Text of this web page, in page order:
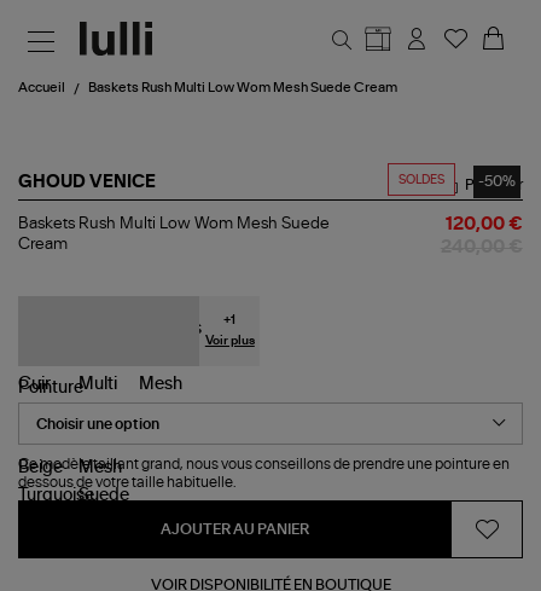
Accueil Baskets Rush Multi Low Wom Mesh Suede Cream
SOLDES -50%
GHOUD VENICE
Baskets
Rush
Partager
Baskets Rush Multi Low Wom Mesh Suede
Cream
120,00 €
+1
Voir plus
Pointure
Ce modèle taillant grand, nous vous conseillons de prendre une pointure en
dessous de votre taille habituelle.
AJOUTER AU PANIER
VOIR DISPONIBILITÉ EN BOUTIQUE